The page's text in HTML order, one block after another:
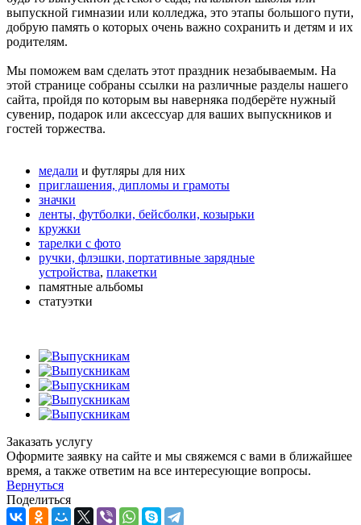
выпускной гимназии или колледжа, это этапы большого пути,
добрую память о которых очень важно сохранить и детям и их
родителям.
Мы поможем вам сделать этот праздник незабываемым. На
этой странице собраны ссылки на различные разделы нашего
сайта, пройдя по которым вы наверняка подберёте нужный
сувенир, подарок или аксессуар для ваших выпускников и
гостей торжества.
медали и футляры для них
приглашения, дипломы и грамоты
значки
ленты, футболки, бейсболки, козырьки
кружки
тарелки с фото
ручки, флэшки, портативные зарядные
устройства, плакетки
памятные альбомы
статуэтки
Заказать услугу
Оформите заявку на сайте и мы свяжемся с вами в ближайшее
время, а также ответим на все интересующие вопросы.
Вернуться
Поделиться